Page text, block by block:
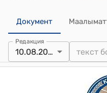
Документ
Редакция
10.08.2017